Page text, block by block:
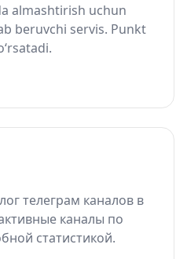
almashtirish uchun
beruvchi servis. Punkt
телеграм каналов в
каналы по
статистикой.